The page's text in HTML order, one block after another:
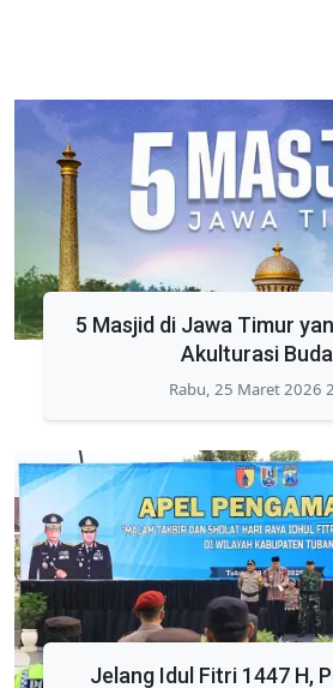
5 Masjid di Jawa Timur
Akulturasi
Rabu, 25 Maret 2026
Jelang Idul Fitri 1447 H,